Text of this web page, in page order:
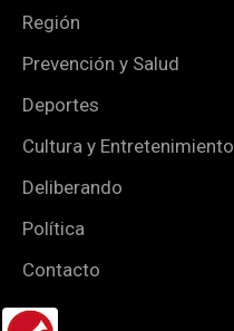
Región
Prevención y Salud
Deportes
Cultura y Entretenimiento
Deliberando
Política
Contacto